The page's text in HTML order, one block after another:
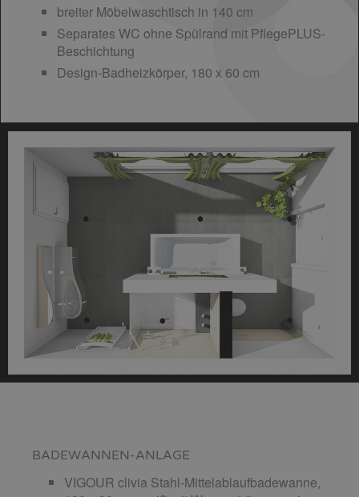
breiter Möbelwaschtisch in 140 cm
Separates WC ohne Spülrand mit PflegePLUS-
Beschichtung
Design-Badheizkörper, 180 x 60 cm
BADEWANNEN-ANLAGE
VIGOUR clivia Stahl-Mittelablaufbadewanne,